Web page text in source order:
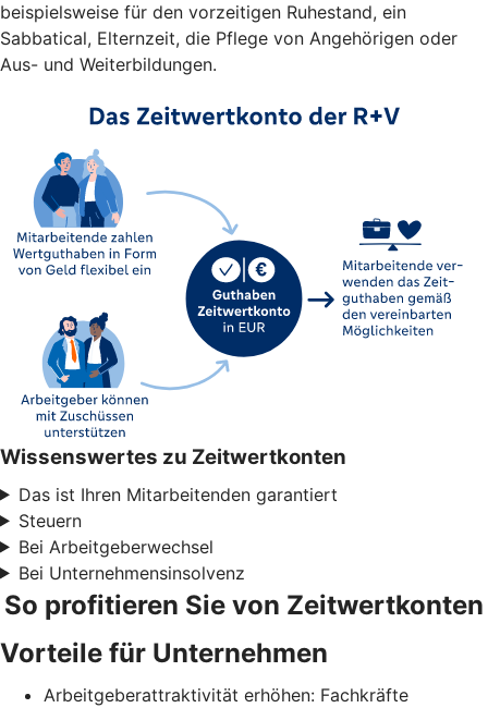
beispielsweise für den vorzeitigen Ruhestand, ein
Sabbatical, Elternzeit, die Pflege von Angehörigen oder
Aus- und Weiterbildungen.
Wissenswertes zu Zeitwertkonten
Das ist Ihren Mitarbeitenden garantiert
Steuern
Bei Arbeitgeberwechsel
Bei Unternehmensinsolvenz
So profitieren Sie von Zeitwertkonten
Vorteile für Unternehmen
Arbeitgeberattraktivität erhöhen: Fachkräfte